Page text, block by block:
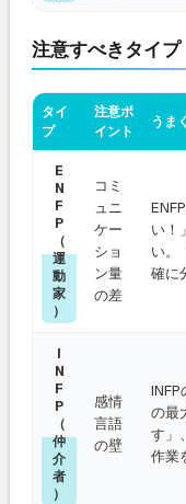
注意すべきタイプ
タイ
プ
注意ポ
イント
うま
E
N
F
P
（
運
動
家
）
コミ
ュニ
ケー
ショ
ン量
の差
い！
い。
確に
I
N
F
P
（
仲
介
者
）
感情
言語
の壁
の最
す」
作業